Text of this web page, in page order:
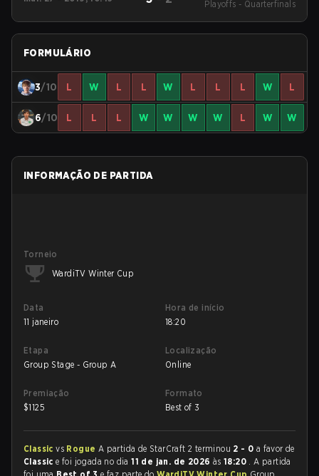
Code S
Playoffs - Quarterfinals
FORMULÁRIO
3/10 L W L L W L L L W L
6/10 L L L W W W W L W W
INFORMAÇÃO DE PARTIDA
Torneio
WardiTV Winter Cup
Data
11 janeiro
Hora de início
18:20
Etapa
Group Stage - Group A
Localização
Online
Premiação
$1125
Formato
Best of 3
Classicvs Rogue A partida de StarCraft 2 terminou 2 - 0 a favor de
Classice foi jogada no dia11 de jan. de 2026 às18:20 . A partida